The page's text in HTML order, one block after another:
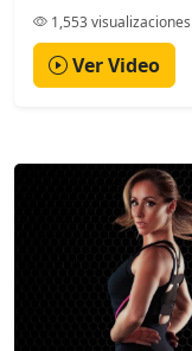
1,553 visualizaciones
Ver Video